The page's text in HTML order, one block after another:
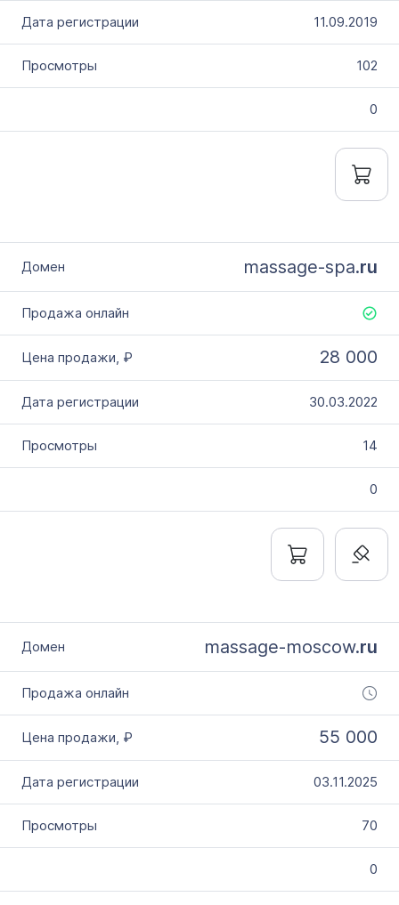
11.09.2019
102
0
massage-spa.ru
28 000
30.03.2022
14
0
massage-moscow.ru
55 000
03.11.2025
70
0